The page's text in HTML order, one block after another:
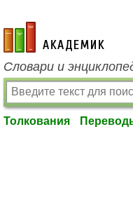
academic.ru
Словари и
Толкования